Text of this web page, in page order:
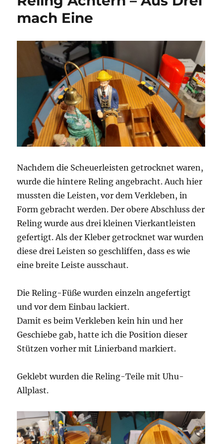
mach Eine
Nachdem die Scheuerleisten getrocknet waren,
wurde die hintere Reling angebracht. Auch hier
mussten die Leisten, vor dem Verkleben, in
Form gebracht werden. Der obere Abschluss der
Reling wurde aus drei kleinen Vierkantleisten
gefertigt. Als der Kleber getrocknet war wurden
diese drei Leisten so geschliffen, dass es wie
eine breite Leiste ausschaut.
Die Reling-Füße wurden einzeln angefertigt
und vor dem Einbau lackiert.
Damit es beim Verkleben kein hin und her
Geschiebe gab, hatte ich die Position dieser
Stützen vorher mit Linierband markiert.
Geklebt wurden die Reling-Teile mit Uhu-
Allplast.